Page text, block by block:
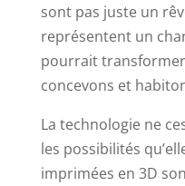
sont pas juste un
représentent un
pourrait
concevons et
La technologie ne
les possibilités
imprimées en 3D